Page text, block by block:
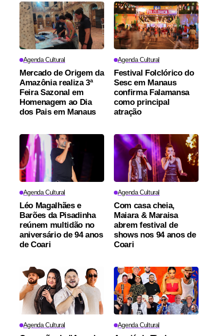
Agenda Cultural
Mercado de Origem da
Amazônia realiza 3ª
Feira Sazonal em
Homenagem ao Dia
dos Pais em Manaus
Agenda Cultural
Festival Folclórico do
Sesc em Manaus
confirma Falamansa
como principal
atração
Agenda Cultural
Léo Magalhães e
Barões da Pisadinha
reúnem multidão no
aniversário de 94 anos
de Coari
Agenda Cultural
Com casa cheia,
Maiara & Maraisa
abrem festival de
shows nos 94 anos de
Coari
Agenda Cultural Agenda Cultural